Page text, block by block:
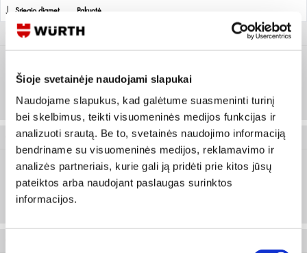
Šioje svetainėje naudojami slapukai
Naudojame slapukus, kad galėtume suasmeninti turinį
bei skelbimus, teikti visuomeninės medijos funkcijas ir
analizuoti srautą. Be to, svetainės naudojimo informaciją
bendriname su visuomeninės medijos, reklamavimo ir
analizės partneriais, kurie gali ją pridėti prie kitos jūsų
pateiktos arba naudojant paslaugas surinktos
informacijos.
Sriegio diametras Pakuotė
0273 014 40
M14 Prisijungti arba registruotis
0273 6 20
M6 Prisijungti arba registruotis